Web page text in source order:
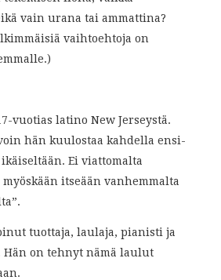
vain urana tai ammattina?
vaihtoehtoja on
vuotias latino New Jerseystä.
hän kuulostaa kahdella ensi-
Ei viattomalta
itseään vanhemmalta
tuottaja, laulaja, pianisti ja
on tehnyt nämä laulut